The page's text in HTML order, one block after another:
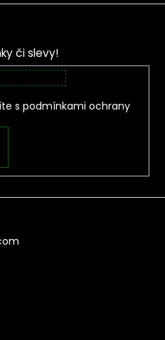
či slevy!
s podmínkami ochrany